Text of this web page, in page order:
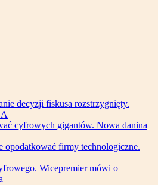
decyzji fiskusa rozstrzygnięty.
cyfrowych gigantów. Nowa danina
opodatkować firmy technologiczne.
Wicepremier mówi o